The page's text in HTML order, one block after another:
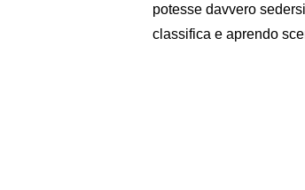
potesse davvero
classifica e aprendo